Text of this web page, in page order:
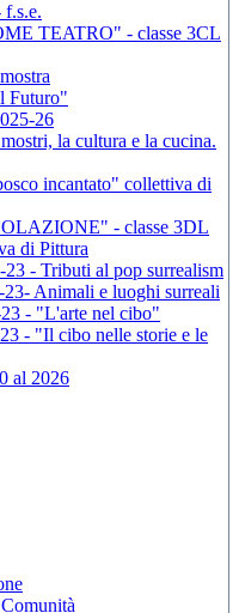
f.s.e.
TEATRO" - classe 3CL
Futuro"
26
la cultura e la cucina.
incantato" collettiva di
- classe 3DL
di Pittura
23 - Tributi al pop surrealism
23- Animali e luoghi surreali
- "L'arte nel cibo"
- "Il cibo nelle storie e le
al 2026